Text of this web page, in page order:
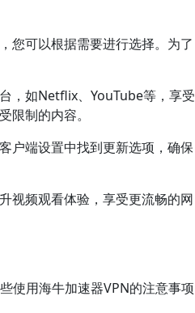
您可以根据需要进行选择。为了
，如Netflix、YouTube等，享受
制的内容。
户端设置中找到更新选项，确保
视频观看体验，享受更流畅的网
使用海牛加速器VPN的注意事项